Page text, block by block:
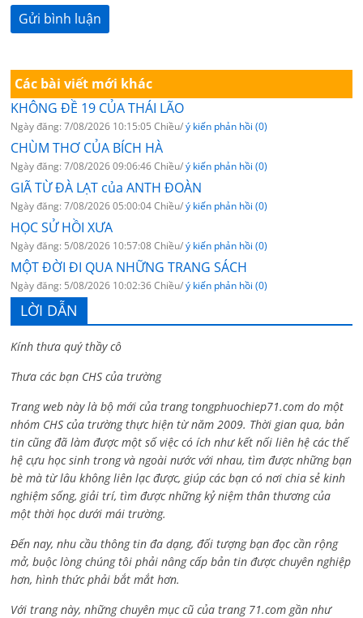
Các bài viết mới khác
KHÔNG ĐỀ 19 CỦA THÁI LÃO
Ngày đăng: 7/08/2026 10:15:05 Chiều/ý kiến phản hồi (0)
CHÙM THƠ CỦA BÍCH HÀ
Ngày đăng: 7/08/2026 09:06:46 Chiều/ý kiến phản hồi (0)
GIÃ TỪ ĐÀ LẠT của ANTH ĐOÀN
Ngày đăng: 7/08/2026 05:00:04 Chiều/ý kiến phản hồi (0)
HỌC SỬ HỒI XƯA
Ngày đăng: 5/08/2026 10:57:08 Chiều/ý kiến phản hồi (0)
MỘT ĐỜI ĐI QUA NHỮNG TRANG SÁCH
Ngày đăng: 5/08/2026 10:02:36 Chiều/ý kiến phản hồi (0)
LỜI DẪN
Kính thưa quý thầy cô
Thưa các bạn CHS của trường
Trang web này là bộ mới của trang tongphuochiep71.com do một
nhóm CHS của trường thực hiện từ năm 2009. Thời gian qua, bản
tin cũng đã làm được một số việc có ích như kết nối liên hệ các thế
hệ cựu học sinh trong và ngoài nước với nhau, tìm được những bạn
bè mà từ lâu không liên lạc được, giúp các bạn có nơi chia sẻ kinh
nghiệm sống, giải trí, tìm được những kỷ niệm thân thương của
một thời học dưới mái trường.
Đến nay, nhu cầu thông tin đa dạng, đối tượng bạn đọc cần rộng
mở, buộc lòng chúng tôi phải nâng cấp bản tin được chuyên nghiệp
hơn, hình thức phải bắt mắt hơn.
Với trang này, những chuyên mục cũ của trang 71.com gần như